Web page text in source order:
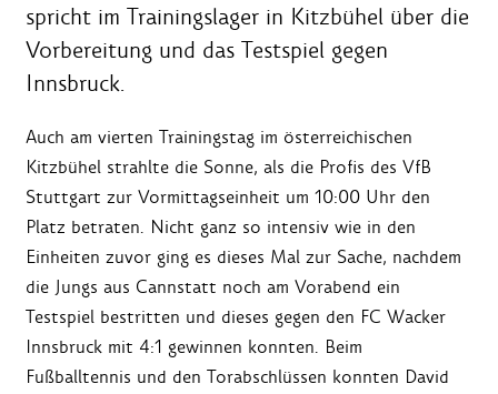
spricht im Trainingslager in Kitzbühel über die
Vorbereitung und das Testspiel gegen
Innsbruck.
Auch am vierten Trainingstag im österreichischen
Kitzbühel strahlte die Sonne, als die Profis des VfB
Stuttgart zur Vormittagseinheit um 10:00 Uhr den
Platz betraten. Nicht ganz so intensiv wie in den
Einheiten zuvor ging es dieses Mal zur Sache, nachdem
die Jungs aus Cannstatt noch am Vorabend ein
Testspiel bestritten und dieses gegen den FC Wacker
Innsbruck mit 4:1 gewinnen konnten. Beim
Fußballtennis und den Torabschlüssen konnten David